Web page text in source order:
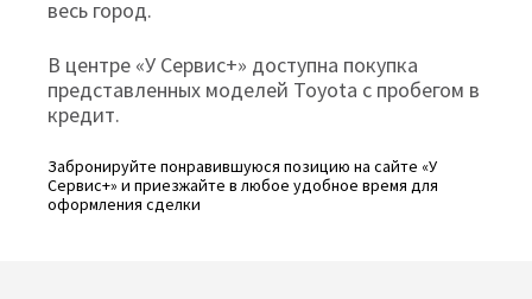
весь город.
В центре «У Сервис+» доступна покупка
представленных моделей Toyota с пробегом в
кредит.
Забронируйте понравившуюся позицию на сайте «У
Сервис+» и приезжайте в любое удобное время для
оформления сделки